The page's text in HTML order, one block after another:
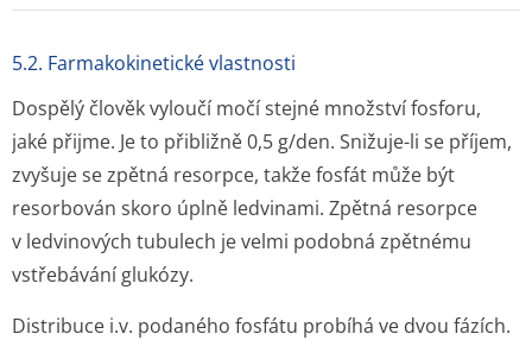
5.2. Farmakokinetické vlastnosti
Dospělý člověk vyloučí močí stejné množství fosforu,
jaké přijme. Je to přibližně 0,5 g/den. Snižuje-li se příjem,
zvyšuje se zpětná resorpce, takže fosfát může být
resorbován skoro úplně ledvinami. Zpětná resorpce
v ledvinových tubulech je velmi podobná zpětnému
vstřebávání glukózy.
Distribuce i.v. podaného fosfátu probíhá ve dvou fázích.